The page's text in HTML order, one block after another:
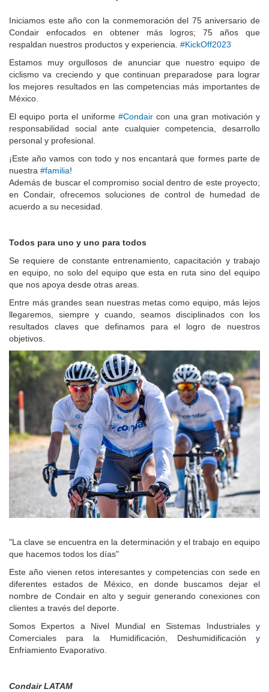
Iniciamos este año con la conmemoración del 75 aniversario de
Condair enfocados en obtener más logros; 75 años que
respaldan nuestros productos y experiencia. #KickOff2023
Estamos muy orgullosos de anunciar que nuestro equipo de
ciclismo va creciendo y que continuan preparadose para lograr
los mejores resultados en las competencias más importantes de
México.
El equipo porta el uniforme #Condair con una gran motivación y
responsabilidad social ante cualquier competencia, desarrollo
personal y profesional.
¡Este año vamos con todo y nos encantará que formes parte de
nuestra #familia!
Además de buscar el compromiso social dentro de este proyecto;
en Condair, ofrecemos soluciones de control de humedad de
acuerdo a su necesidad.
Todos para uno y uno para todos
Se requiere de constante entrenamiento, capacitación y trabajo
en equipo, no solo del equipo que esta en ruta sino del equipo
que nos apoya desde otras areas.
Entre más grandes sean nuestras metas como equipo, más lejos
llegaremos, siempre y cuando, seamos disciplinados con los
resultados claves que definamos para el logro de nuestros
objetivos.
"La clave se encuentra en la determinación y el trabajo en equipo
que hacemos todos los días"
Este año vienen retos interesantes y competencias con sede en
diferentes estados de México, en donde buscamos dejar el
nombre de Condair en alto y seguir generando conexiones con
clientes a través del deporte.
Somos Expertos a Nivel Mundial en Sistemas Industriales y
Comerciales para la Humidificación, Deshumidificación y
Enfriamiento Evaporativo.
Condair LATAM